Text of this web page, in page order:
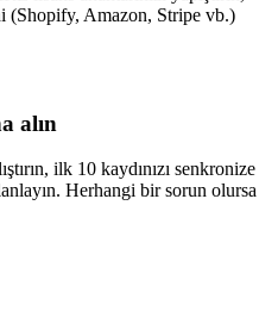
Amazon, Stripe vb.)
alın
ilk 10 kaydınızı senkronize
Herhangi bir sorun olursa